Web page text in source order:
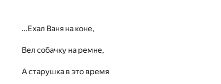
…Ехал Ваня на коне,
Вел собачку на ремне,
А старушка в это время